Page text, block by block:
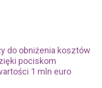
do obniżenia kosztów
pociskom
1 mln euro